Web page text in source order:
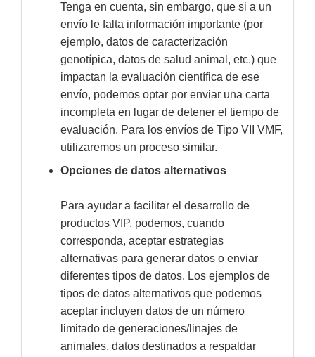
Tenga en cuenta, sin embargo, que si a un
envío le falta información importante (por
ejemplo, datos de caracterización
genotípica, datos de salud animal, etc.) que
impactan la evaluación científica de ese
envío, podemos optar por enviar una carta
incompleta en lugar de detener el tiempo de
evaluación. Para los envíos de Tipo VII VMF,
utilizaremos un proceso similar.
Opciones de datos alternativos
Para ayudar a facilitar el desarrollo de
productos VIP, podemos, cuando
corresponda, aceptar estrategias
alternativas para generar datos o enviar
diferentes tipos de datos. Los ejemplos de
tipos de datos alternativos que podemos
aceptar incluyen datos de un número
limitado de generaciones/linajes de
animales, datos destinados a respaldar